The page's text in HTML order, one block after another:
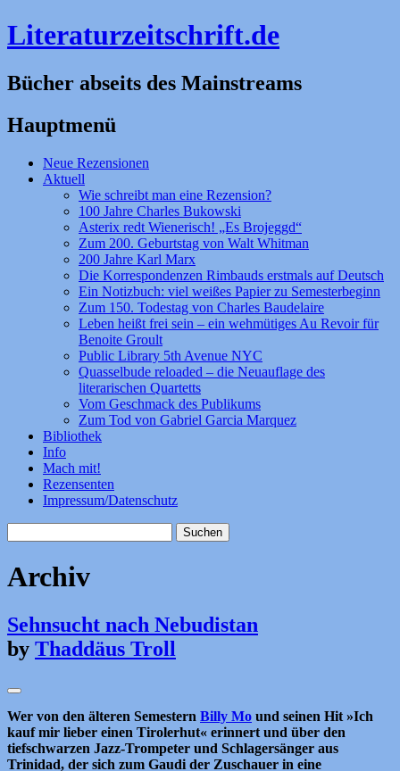
Literaturzeitschrift.de
Bücher abseits des Mainstreams
Hauptmenü
Zum
Inhalt
Neue Rezensionen
Aktuell
Wie schreibt man eine Rezension?
100 Jahre Charles Bukowski
Asterix redt Wienerisch! „Es Brojeggd“
Zum 200. Geburtstag von Walt Whitman
200 Jahre Karl Marx
Die Korrespondenzen Rimbauds erstmals auf Deutsch
Ein Notizbuch: viel weißes Papier zu Semesterbeginn
Zum 150. Todestag von Charles Baudelaire
Leben heißt frei sein – ein wehmütiges Au Revoir für
Benoite Groult
Public Library 5th Avenue NYC
Quasselbude reloaded – die Neuauflage des
literarischen Quartetts
Vom Geschmack des Publikums
Zum Tod von Gabriel Garcia Marquez
Bibliothek
Info
Mach mit!
Rezensenten
Impressum/Datenschutz
nach:
Archiv
Sehnsucht nach Nebudistan
by Thaddäus Troll
Wer von den älteren Semestern Billy Mo und seinen Hit »Ich
kauf mir lieber einen Tirolerhut« erinnert und über den
tiefschwarzen Jazz-Trompeter und Schlagersänger aus
Trinidad, der sich zum Gaudi der Zuschauer in eine